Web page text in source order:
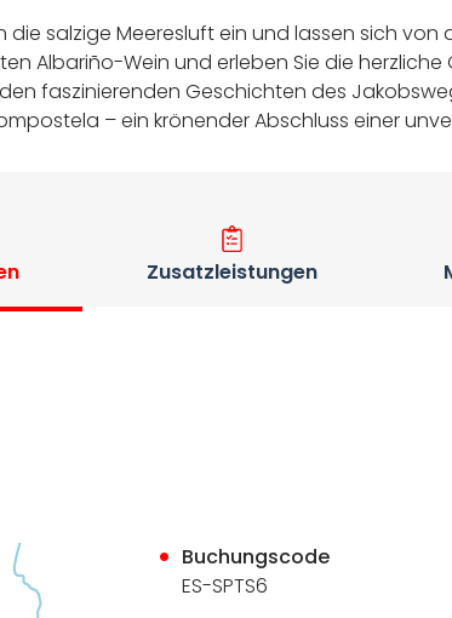
salzige Meeresluft ein und lassen sich
Albariño-Wein und erleben Sie die
faszinierenden Geschichten des
– ein krönender Abschluss einer
Zusatzleistungen
Buchungscode
ES-SPTS6